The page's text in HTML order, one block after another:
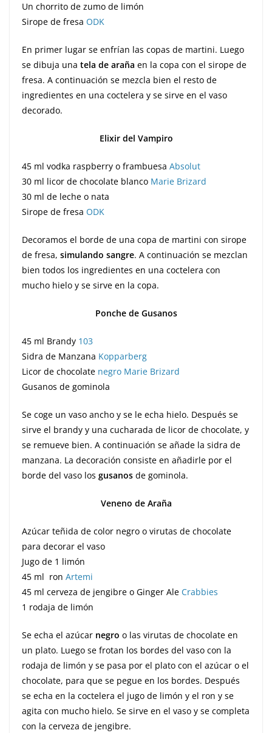
Un chorrito de zumo de limón
Sirope de fresa ODK
En primer lugar se enfrían las copas de martini. Luego
se dibuja una tela de araña en la copa con el sirope de
fresa. A continuación se mezcla bien el resto de
ingredientes en una coctelera y se sirve en el vaso
decorado.
Elixir del Vampiro
45 ml vodka raspberry o frambuesa Absolut
30 ml licor de chocolate blanco Marie Brizard
30 ml de leche o nata
Sirope de fresa ODK
Decoramos el borde de una copa de martini con sirope
de fresa, simulando sangre. A continuación se mezclan
bien todos los ingredientes en una coctelera con
mucho hielo y se sirve en la copa.
Ponche de Gusanos
45 ml Brandy 103
Sidra de Manzana Kopparberg
Licor de chocolate negro Marie Brizard
Gusanos de gominola
Se coge un vaso ancho y se le echa hielo. Después se
sirve el brandy y una cucharada de licor de chocolate, y
se remueve bien. A continuación se añade la sidra de
manzana. La decoración consiste en añadirle por el
borde del vaso los gusanos de gominola.
Veneno de Araña
Azúcar teñida de color negro o virutas de chocolate
para decorar el vaso
Jugo de 1 limón
45 ml ron Artemi
45 ml cerveza de jengibre o Ginger Ale Crabbies
1 rodaja de limón
Se echa el azúcar negro o las virutas de chocolate en
un plato. Luego se frotan los bordes del vaso con la
rodaja de limón y se pasa por el plato con el azúcar o el
chocolate, para que se pegue en los bordes. Después
se echa en la coctelera el jugo de limón y el ron y se
agita con mucho hielo. Se sirve en el vaso y se completa
con la cerveza de jengibre.